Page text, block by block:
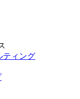
ティング